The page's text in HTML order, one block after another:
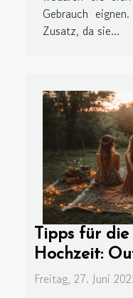
Gebrauch
Zusatz, da sie...
Tipps für
Hochzeit:
Freitag, 27. Juni